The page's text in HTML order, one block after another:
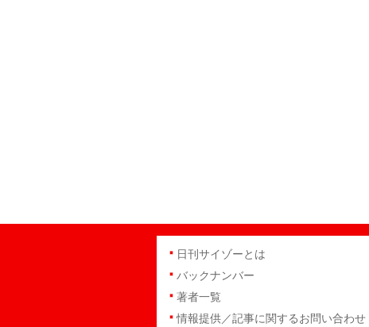
日刊サイゾーとは
バックナンバー
著者一覧
情報提供／記事に関するお問い合わせ